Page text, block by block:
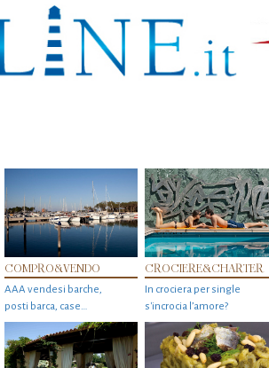
COMPRO&VENDO
AAA vendesi barche,
posti barca, case…
CROCIERE&CHARTER
In crociera per single
s'incrocia l’amore?